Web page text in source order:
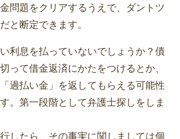
問題をクリアするうえで、ダントツ
と断定できます。
利息を払っていないでしょうか？債
って借金返済にかたをつけるとか、
過払い金」を返してもらえる可能性
。第一段階として弁護士探しをしま
したら、その事実に関しましては個